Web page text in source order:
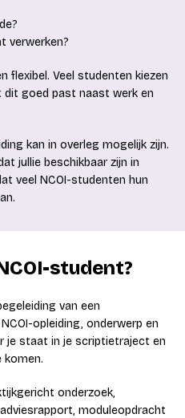
verwerken?
flexibel. Veel studenten kiezen
dit goed past naast werk en
kan in overleg mogelijk zijn.
jullie beschikbaar zijn in
veel NCOI-studenten hun
student?
van een
opleiding, onderwerp en
je staat in je scriptietraject en
komen.
onderzoek,
moduleopdracht